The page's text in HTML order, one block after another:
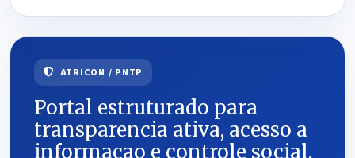
ATRICON / PNTP
Portal estruturado para
transparencia ativa, acesso a
informacao e controle social.